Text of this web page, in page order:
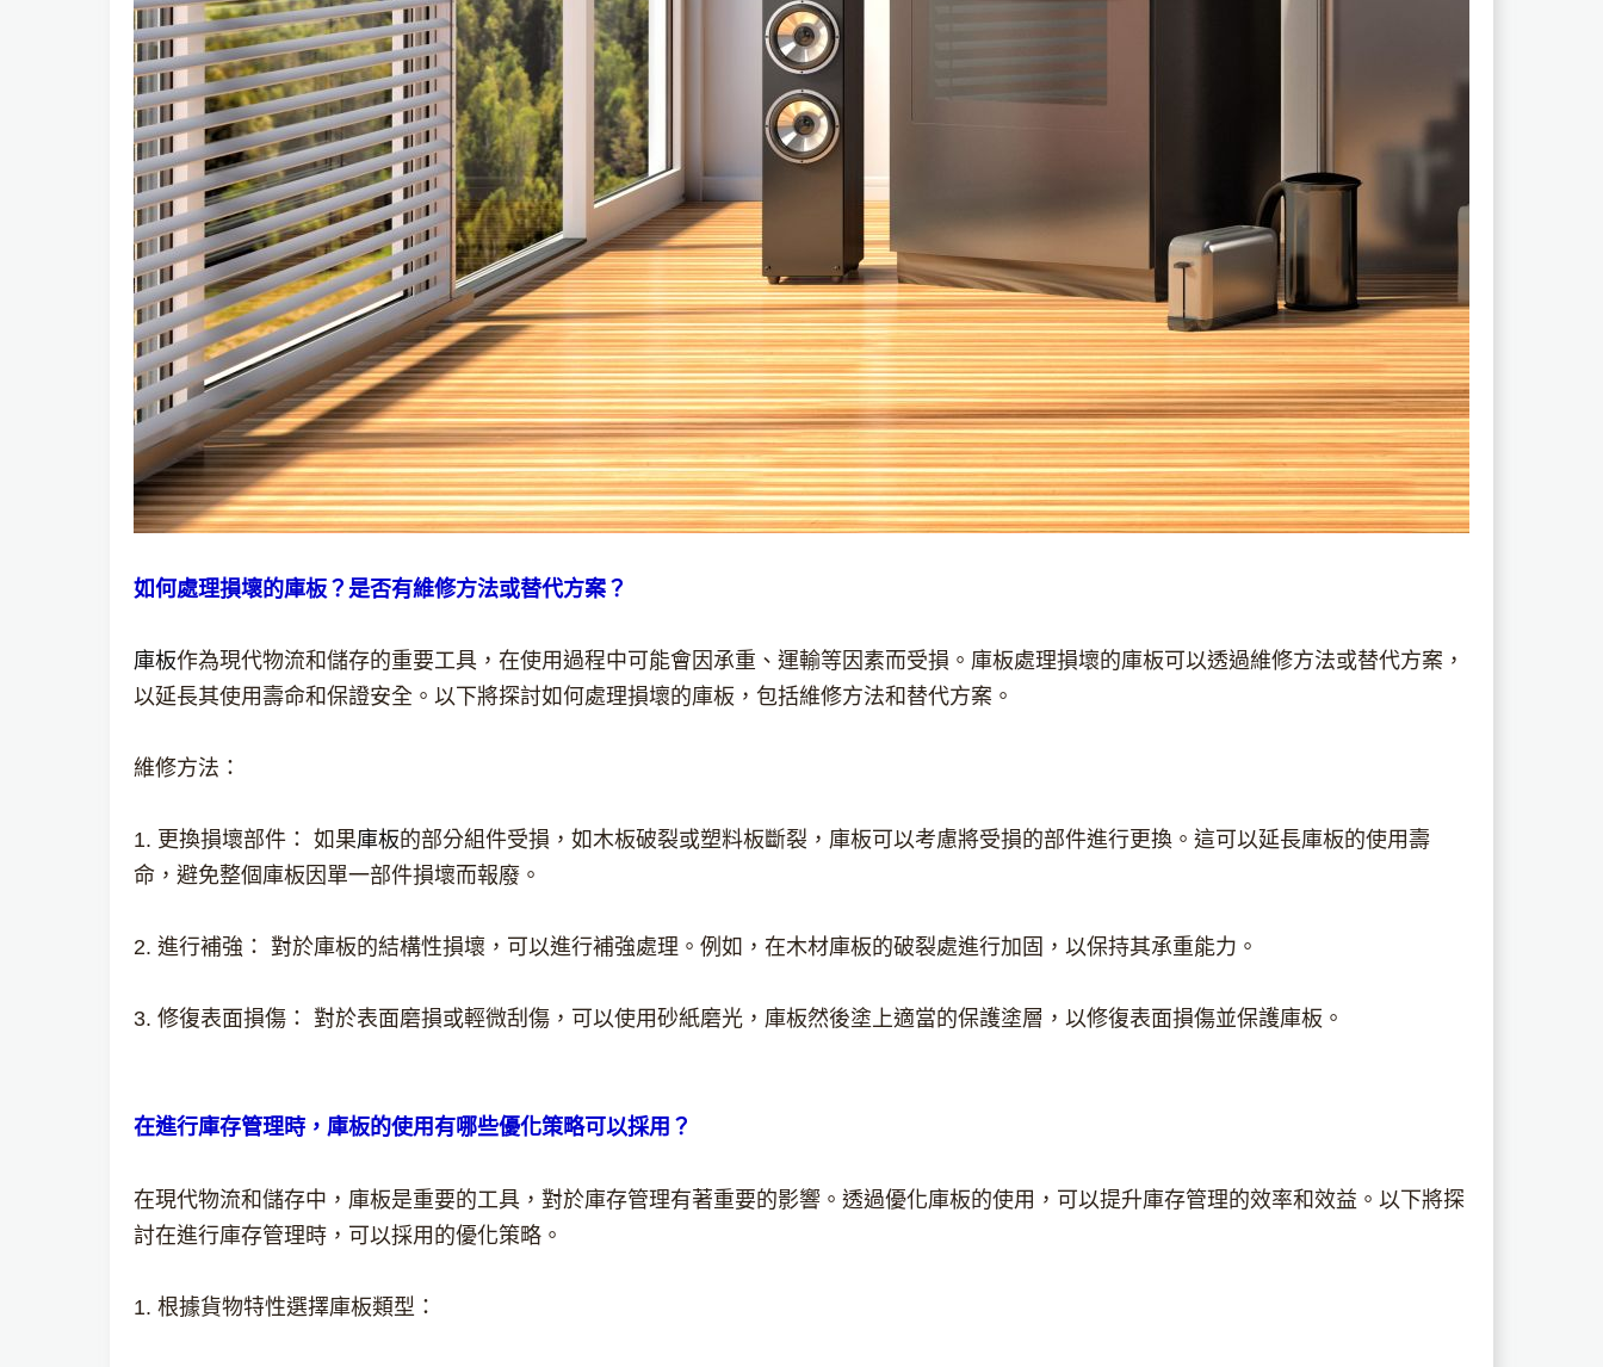
如何處理損壞的庫板？是否有維修方法或替代方案？
庫板作為現代物流和儲存的重要工具，在使用過程中可能會因承重、運輸等因素而受損。庫板處理損壞的庫板可以透過維修方法或替代方案，
以延長其使用壽命和保證安全。以下將探討如何處理損壞的庫板，包括維修方法和替代方案。
維修方法：
1. 更換損壞部件： 如果庫板的部分組件受損，如木板破裂或塑料板斷裂，庫板可以考慮將受損的部件進行更換。這可以延長庫板的使用壽
命，避免整個庫板因單一部件損壞而報廢。
2. 進行補強： 對於庫板的結構性損壞，可以進行補強處理。例如，在木材庫板的破裂處進行加固，以保持其承重能力。
3. 修復表面損傷： 對於表面磨損或輕微刮傷，可以使用砂紙磨光，庫板然後塗上適當的保護塗層，以修復表面損傷並保護庫板。
在進行庫存管理時，庫板的使用有哪些優化策略可以採用？
在現代物流和儲存中，庫板是重要的工具，對於庫存管理有著重要的影響。透過優化庫板的使用，可以提升庫存管理的效率和效益。以下將探
討在進行庫存管理時，可以採用的優化策略。
1. 根據貨物特性選擇庫板類型：